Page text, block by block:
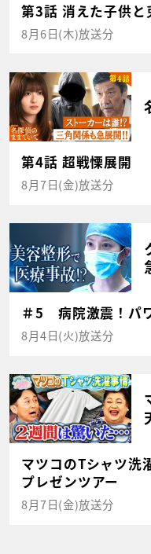
第3話 消えた子供と
8月6日(木)放送分
第4話 超戦慄展開
8月7日(金)放送分
＃5 病院激震！パ
8月4日(火)放送分
マツコのTシャツ洗
プレゼンツアー
8月7日(金)放送分